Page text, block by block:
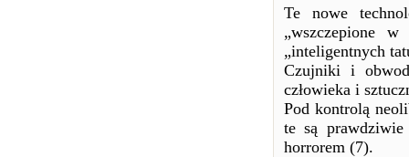
Te nowe
„wszczepione
„inteligentnych
Czujniki i
człowieka i
Pod kontrolą
te są
horrorem (7).